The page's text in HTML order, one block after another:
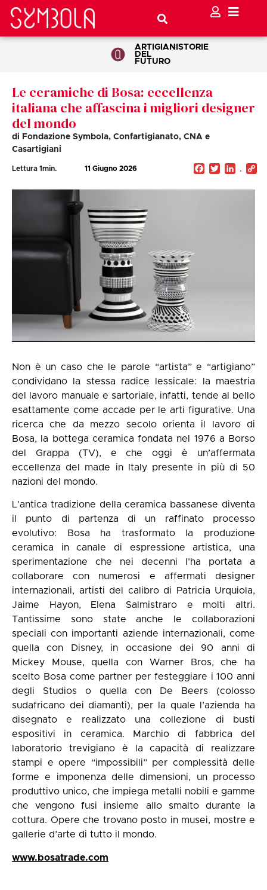
ARTIGIANI
DEL
FUTURO
STORIE
Le ceramiche di Bosa: eccellenza
italiana che affascina i migliori designer
del mondo
di Fondazione Symbola, Confartigianato, CNA e
Casartigiani
Lettura 1min. 11 Giugno 2026 Facebook
Twitter
Non è un caso che le parole “artista” e “artigiano”
condividano la stessa radice lessicale: la maestria
del lavoro manuale e sartoriale, infatti, tende al bello
esattamente come accade per le arti figurative. Una
ricerca che da mezzo secolo orienta il lavoro di
Bosa, la bottega ceramica fondata nel 1976 a Borso
del Grappa (TV), e che oggi è un’affermata
eccellenza del made in Italy presente in più di 50
nazioni del mondo.
L’antica tradizione della ceramica bassanese diventa
il punto di partenza di un raffinato processo
evolutivo: Bosa ha trasformato la produzione
ceramica in canale di espressione artistica, una
sperimentazione che nei decenni l’ha portata a
collaborare con numerosi e affermati designer
internazionali, artisti del calibro di Patricia Urquiola,
Jaime Hayon, Elena Salmistraro e molti altri.
Tantissime sono state anche le collaborazioni
speciali con importanti aziende internazionali, come
quella con Disney, in occasione dei 90 anni di
Mickey Mouse, quella con Warner Bros, che ha
scelto Bosa come partner per festeggiare i 100 anni
degli Studios o quella con De Beers (colosso
sudafricano dei diamanti), per la quale l’azienda ha
disegnato e realizzato una collezione di busti
espositivi in ceramica. Marchio di fabbrica del
laboratorio trevigiano è la capacità di realizzare
stampi e opere “impossibili” per complessità delle
forme e imponenza delle dimensioni, un processo
produttivo unico, che impiega metalli nobili e gamme
che vengono fusi insieme allo smalto durante la
cottura. Opere che trovano posto in musei, mostre e
gallerie d’arte di tutto il mondo.
www.bosatrade.com